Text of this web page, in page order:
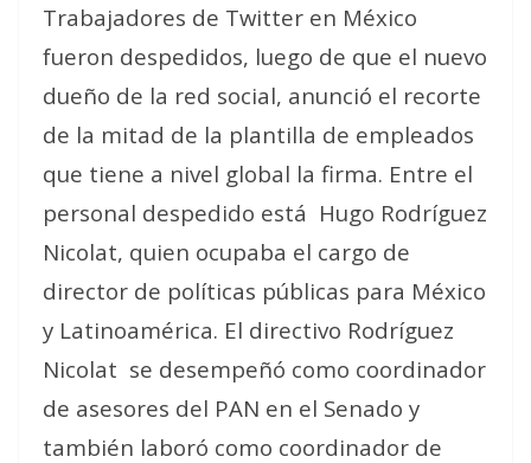
Trabajadores de Twitter en México
fueron despedidos, luego de que el nuevo
dueño de la red social, anunció el recorte
de la mitad de la plantilla de empleados
que tiene a nivel global la firma. Entre el
personal despedido está Hugo Rodríguez
Nicolat, quien ocupaba el cargo de
director de políticas públicas para México
y Latinoamérica. El directivo Rodríguez
Nicolat se desempeñó como coordinador
de asesores del PAN en el Senado y
también laboró como coordinador de